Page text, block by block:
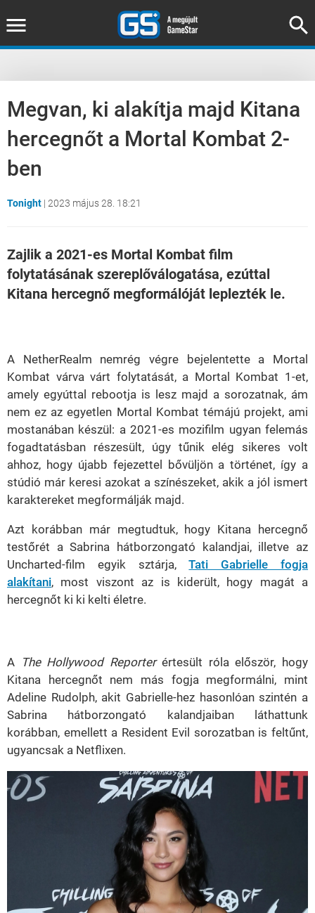
Megvan, ki alakítja majd Kitana
hercegnőt a Mortal Kombat 2-
ben
Tonight | 2023 május 28. 18:21
Zajlik a 2021-es Mortal Kombat film
folytatásának szereplőválogatása, ezúttal
Kitana hercegnő megformálóját leplezték le.
A NetherRealm nemrég végre bejelentette a Mortal
Kombat várva várt folytatását, a Mortal Kombat 1-et,
amely egyúttal rebootja is lesz majd a sorozatnak, ám
nem ez az egyetlen Mortal Kombat témájú projekt, ami
mostanában készül: a 2021-es mozifilm ugyan felemás
fogadtatásban részesült, úgy tűnik elég sikeres volt
ahhoz, hogy újabb fejezettel bővüljön a történet, így a
stúdió már keresi azokat a színészeket, akik a jól ismert
karaktereket megformálják majd.
Azt korábban már megtudtuk, hogy Kitana hercegnő
testőrét a Sabrina hátborzongató kalandjai, illetve az
Uncharted-film egyik sztárja,Tati Gabrielle fogja
alakítani, most viszont az is kiderült, hogy magát a
hercegnőt ki ki kelti életre.
A The Hollywood Reporterértesült róla először, hogy
Kitana hercegnőt nem más fogja megformálni, mint
Adeline Rudolph, akit Gabrielle-hez hasonlóan szintén a
Sabrina hátborzongató kalandjaiban láthattunk
korábban, emellett a Resident Evil sorozatban is feltűnt,
ugyancsak a Netflixen.